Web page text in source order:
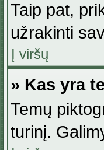
Taip pat,
užrakinti
Į viršų
» Kas yra
Temų
turinį.